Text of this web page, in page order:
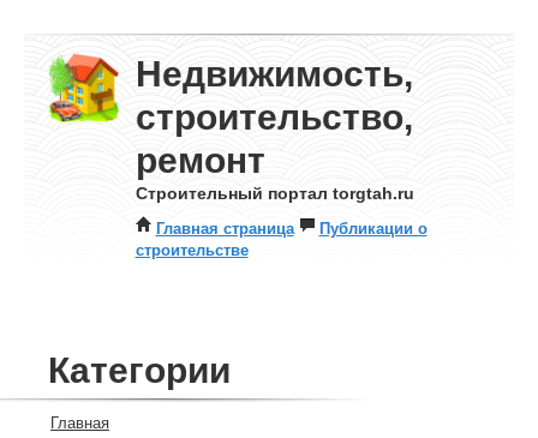
Недвижимость,
строительство,
ремонт
Строительный портал torgtah.ru
Главная страница
Публикации о
строительстве
Категории
Главная